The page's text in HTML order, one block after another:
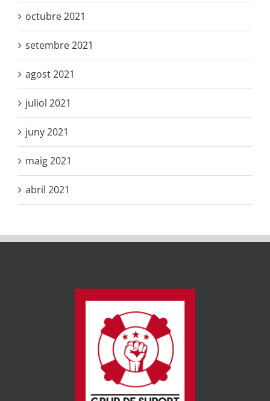
octubre 2021
setembre 2021
agost 2021
juliol 2021
juny 2021
maig 2021
abril 2021